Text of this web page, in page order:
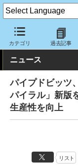
カテゴリ 過去記事
クラウド Watch サー
ニュース
パイプドビッツ
パイラル」新版
生産性を向上
リスト